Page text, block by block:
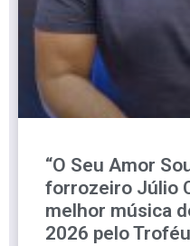
“O Seu Amor
forrozeiro Júlio
melhor música
2026 pelo